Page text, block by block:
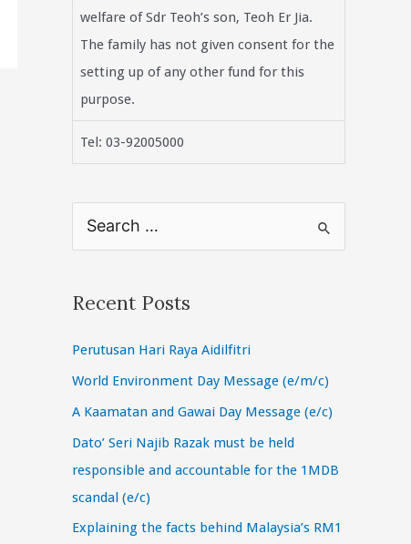
welfare of Sdr Teoh’s son, Teoh Er Jia.
The family has not given consent for the
setting up of any other fund for this
purpose.
Tel: 03-92005000
r
h
f
o
Recent Posts
Perutusan Hari Raya Aidilfitri
World Environment Day Message (e/m/c)
A Kaamatan and Gawai Day Message (e/c)
Dato’ Seri Najib Razak must be held
responsible and accountable for the 1MDB
scandal (e/c)
Explaining the facts behind Malaysia’s RM1